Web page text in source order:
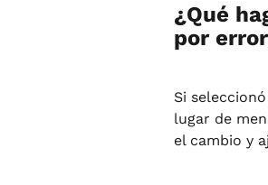
¿Qué
por
Si
lugar de
el cambio y